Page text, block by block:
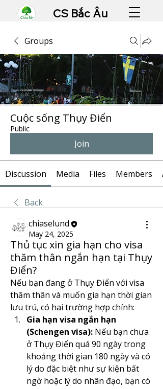
CS Bắc Âu
Groups
Cuộc sống Thụy Điển
Public
Join
Discussion Media Files Members
Back
chiaselund
May 24, 2025
Thủ tục xin gia hạn cho visa
thăm thân ngắn hạn tại Thụy
Điển?
​Nếu bạn đang ở Thụy Điển với visa
thăm thân và muốn gia hạn thời gian
lưu trú, có hai trường hợp chính:​
Gia hạn visa ngắn hạn
(Schengen visa): Nếu bạn chưa
ở Thụy Điển quá 90 ngày trong
khoảng thời gian 180 ngày và có
lý do đặc biệt như sự kiện bất
ngờ hoặc lý do nhân đạo, bạn có